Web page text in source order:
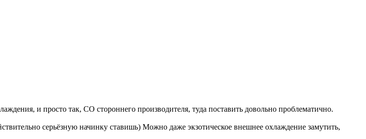
и просто так, СО стороннего производителя, туда поставить довольно проблематично.
серьёзную начинку ставишь) Можно даже экзотическое внешнее охлаждение замутить,